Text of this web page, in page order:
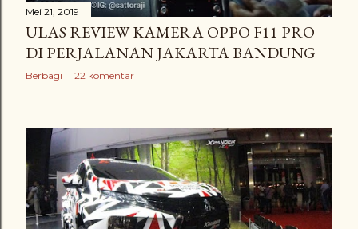
Mei 21, 2019
ULAS REVIEW KAMERA OPPO F11 PRO
DI PERJALANAN JAKARTA BANDUNG
Berbagi 22 komentar